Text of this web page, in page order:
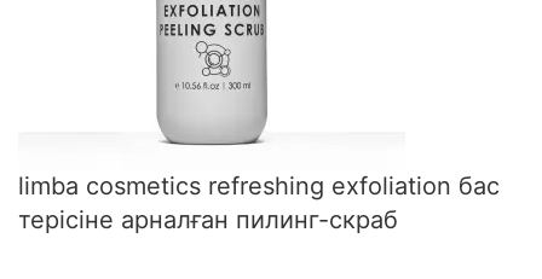
limba cosmetics refreshing exfoliation бас
терісіне арналған пилинг-скраб